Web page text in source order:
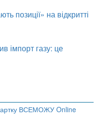
картку ВСЕМОЖУ Online